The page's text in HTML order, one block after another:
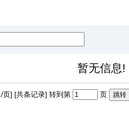
暂无信息!
/页] [共条记录] 转到第 页